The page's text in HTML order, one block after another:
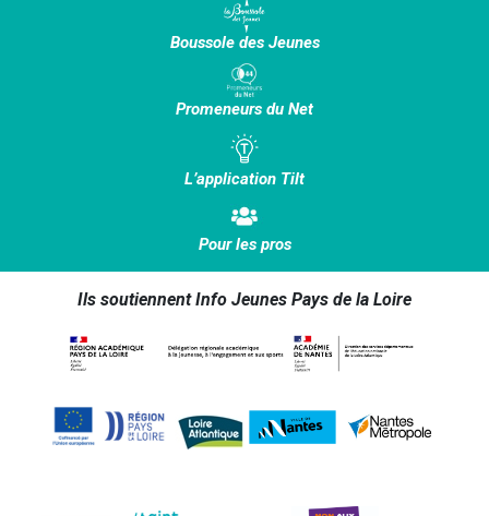
Boussole des Jeunes
Promeneurs du Net
L’application Tilt
Pour les pros
Ils soutiennent Info Jeunes Pays de la Loire